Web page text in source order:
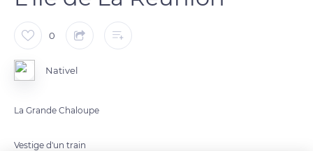
0
Nativel
La Grande Chaloupe
Vestige d'un train